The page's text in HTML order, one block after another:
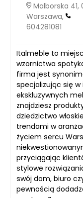
Malborska 41,
Warszawa,
604281081
Italmeble to
wzornictwa
firma jest
specjalizując się
ekskluzywnych
znajdziesz
dziedzictwo
trendami w
życiem sercu
przyciągając
stylowe
swój dom, biuro
pewnością